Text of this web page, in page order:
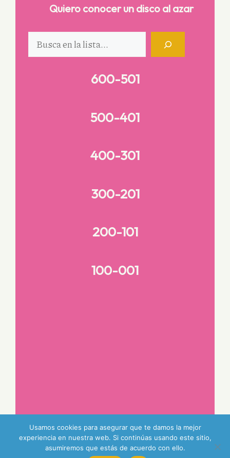
Quiero conocer un disco al azar
600-501
500-401
400-301
300-201
200-101
100-001
Usamos cookies para asegurar que te damos la mejor
experiencia en nuestra web. Si continúas usando este sitio,
asumiremos que estás de acuerdo con ello.